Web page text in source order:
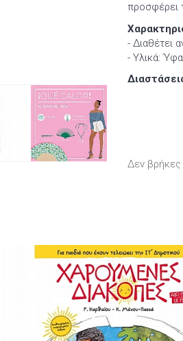
προσφέρει
- Διαθέτει
- Υλικά:
Δεν